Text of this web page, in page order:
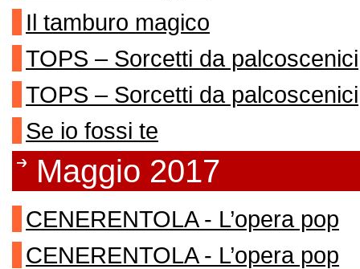
Il tamburo magico
TOPS – Sorcetti da palcoscenici
TOPS – Sorcetti da palcoscenici
Se io fossi te
Maggio 2017
CENERENTOLA - L’opera pop
CENERENTOLA - L’opera pop